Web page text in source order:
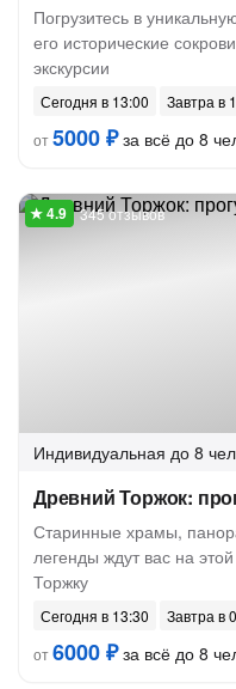
Погрузитесь в
его исторические
экскурсии
Сегодня в 13:00
Завтра в
от5000 ₽за всё до 8
345 отзывов
Индивидуальная до 8
Древний Торжок:
Старинные храмы,
легенды ждут вас на
Торжку
Сегодня в 13:30
Завтра в
от6000 ₽за всё до 8